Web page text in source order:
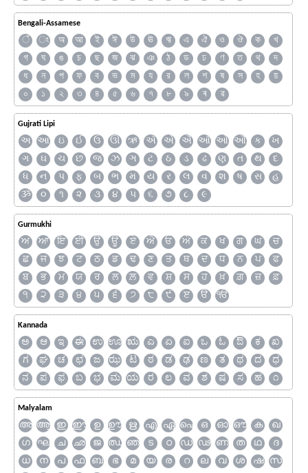
Bengali-Assamese
ঁ ং অ আ ই ঈ উ ঊ ঋ এ ঐ ও ঔ ক
খ
গ
ঘ ঙ চ ছ জ ঝ ঞ ঠ ড ঢ ণ ত থ
দ
ধ
ন প ফ ব ভ ম য র ল শ ষ স হ
য়
০
১ ২ ৩ ৪ ৫ ৬ ৭ ৮ ৯ ৰ ৱ
Gujrati Lipi
અ આ ઇ ઈ ઉ ઊ ઋ ઍ એ ઐ ઑ ઓ ઔ ક
ખ
ગ
ઘ ચ છ જ ઝ ઞ ટ ઠ ડ ઢ ણ ત થ
દ
ધ
ન પ ફ બ ભ મ ય ર લ વ શ ષ સ
હ
ૐ
૦ ૧ ૨ ૩ ૪ ૫ ૬ ૭ ૮ ૯
Gurmukhi
ਅ ਆ ਇ ਈ ਉ ਊ ਏ ਐ ਓ ਔ ਕ ਖ ਗ ਘ
ਚ
ਛ
ਜ ਝ ਟ ਠ ਡ ਢ ਣ ਤ ਥ ਦ ਧ ਨ ਪ
ਫ
ਬ
ਭ ਮ ਯ ਰ ਲ ਲ਼ ਵ ਸ਼ ਸ ਹ ਖ਼ ਗ਼ ਜ਼
ਫ਼
੧
੨ ੩ ੪ ੫ ੬ ੭ ੮ ੯ ੲ ੳ ੴ
Kannada
ಅ ಆ ಇ ಈ ಉ ಊ ಋ ಎ ಏ ಐ ಒ ಓ ಔ ಕ
ಖ
ಗ
ಘ ಚ ಛ ಜ ಝ ಟ ಠ ಡ ಢ ಣ ತ ಥ ದ
ಧ
ನ
ಪ ಫ ಬ ಭ ಮ ಯ ರ ಲ ವ ಶ ಷ ಸ ಹ ೧
Malyalam
അ ആ ഇ ഈ ഉ ഊ ഋ എ ഏ ഐ ഒ ഓ ഔ ക
ഖ
ഗ
ഘ ച ഛ ജ ഝ ഞ ട ഠ ഡ ഢ ണ ത ഥ
ദ
ധ
ന പ ഫ ബ ഭ മ യ ര റ ല വ ശ ഷ
സ